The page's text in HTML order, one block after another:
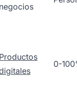
negocios
Productos
0-